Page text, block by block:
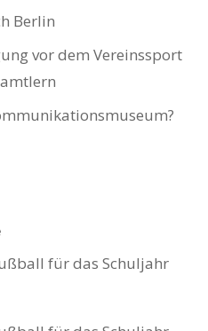
Berlin
vor dem Vereinssport
für das Schuljahr